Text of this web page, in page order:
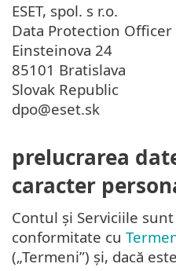
ESET, spol. s r.o.
Data Protection Officer
Einsteinova 24
85101 Bratislava
Slovak Republic
dpo@eset.sk
prelucrarea
caracter
Contul și Serviciile
conformitate cu
(„Termeni”) și, dacă